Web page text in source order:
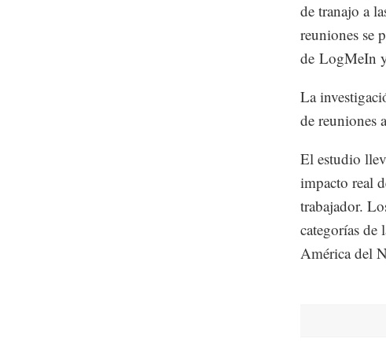
de tranajo a
reuniones se
de LogMeIn
La
de reuniones
El estudio
impacto real
trabajador.
categorías
América del